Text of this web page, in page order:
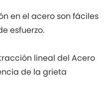
en el acero son fáciles
esfuerzo.
lineal del Acero
de la grieta